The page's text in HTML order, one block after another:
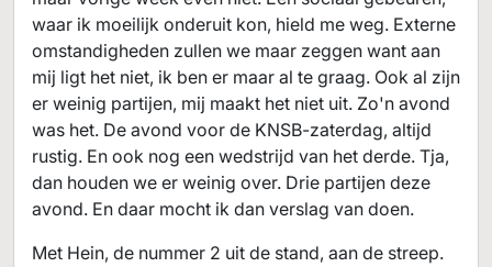
waar ik moeilijk onderuit kon, hield me weg. Externe
omstandigheden zullen we maar zeggen want aan
mij ligt het niet, ik ben er maar al te graag. Ook al zijn
er weinig partijen, mij maakt het niet uit. Zo'n avond
was het. De avond voor de KNSB-zaterdag, altijd
rustig. En ook nog een wedstrijd van het derde. Tja,
dan houden we er weinig over. Drie partijen deze
avond. En daar mocht ik dan verslag van doen.
Met Hein, de nummer 2 uit de stand, aan de streep.